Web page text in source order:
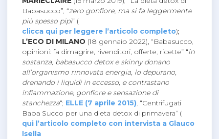
Babasucco”, “zero gonfiore, ma si fa leggermente
più spesso pipì” (
clicca qui per leggere l’articolo completo);
L’ECO DI MILANO (18 gennaio 2022), “Babasucco,
opinioni: fa dimagrire, rivenditori, offerte, ricette” “in
sostanza, babasucco detox e skinny donano
all’organismo rinnovata energia, lo depurano,
drenando i liquidi in eccesso, e contrastano
infiammazione, gonfiore e sensazione di
stanchezza“; ELLE (7 aprile 2015), “Centrifugati
Baba Succo per una dieta detox di primavera” (
qui l’articolo completo con intervista a Glauco
Isella